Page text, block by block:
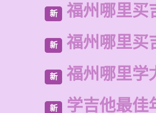
新 福州哪里买
新 福州哪里买
新 福州哪里学
新 学吉他最佳